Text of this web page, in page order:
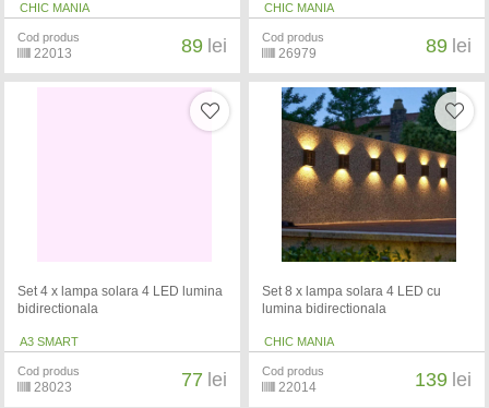
CHIC MANIA
Cod produs
22013 89 lei
CHIC MANIA
Cod produs
26979 89 lei
Set 4 x lampa solara 4 LED lumina
bidirectionala
A3 SMART
Cod produs
28023 77 lei
Set 8 x lampa solara 4 LED cu
lumina bidirectionala
CHIC MANIA
Cod produs
22014 139 lei